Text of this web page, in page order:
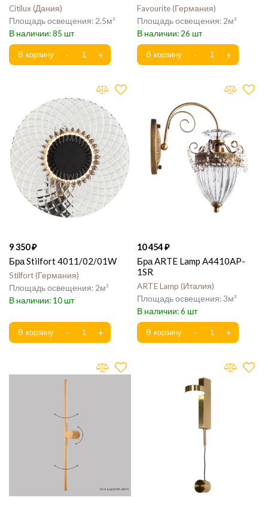
Citilux Дания
2.5
85
Favourite Германия
2
26
9 350
Бра Stilfort 4011/02/01W
Stilfort Германия
2
10
10 454
Бра ARTE Lamp A4410AP-
1SR
ARTE Lamp Италия
3
6